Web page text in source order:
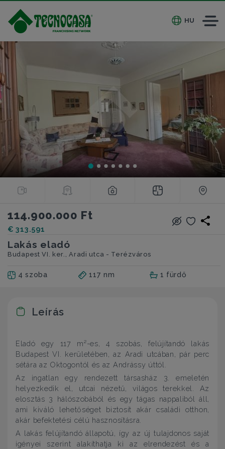
HU
114.900.000 Ft
€ 313.591
Lakás eladó
Budapest VI. ker., Aradi utca - Terézváros
4 szoba 117 nm 1 fürdő
Leírás
Eladó egy 117 m²-es, 4 szobás, felújítandó lakás
Budapest VI. kerületében, az Aradi utcában, pár perc
sétára az Oktogontól és az Andrássy úttól.
Az ingatlan egy rendezett társasház 3. emeletén
helyezkedik el, utcai nézetű, világos terekkel. Az
elosztás 3 hálószobából és egy tágas nappaliból áll,
ami kiváló lehetőséget biztosít akár családi otthon,
akár befektetési célú hasznosításra.
A lakás felújítandó állapotú, így az új tulajdonos saját
igényei szerint alakíthatja ki az elrendezést és a